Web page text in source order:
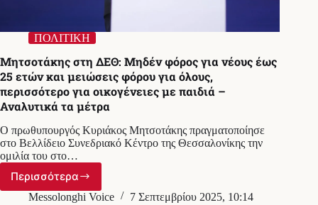
ΠΟΛΙΤΙΚΗ
Μητσοτάκης στη ΔΕΘ: Μηδέν φόρος για νέους έως
25 ετών και μειώσεις φόρου για όλους,
περισσότερο για οικογένειες με παιδιά –
Αναλυτικά τα μέτρα
Ο πρωθυπουργός Κυριάκος Μητσοτάκης πραγματοποίησε
στο Βελλίδειο Συνεδριακό Κέντρο της Θεσσαλονίκης την
ομιλία του στο…
ΠερισσότεραΜητσοτάκης
στη
Messolonghi Voice 7 Σεπτεμβρίου 2025, 10:14